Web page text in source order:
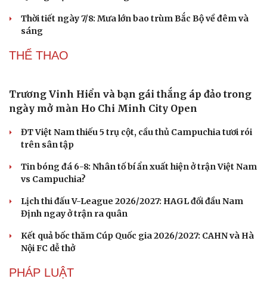
Văn hóa
Sân khấu - Điện ảnh
Hoàn thiện pháp lý để xử lý thuốc lá thế hệ mới
Bộ GD&ĐT hướng dẫn thi lại tại điểm thi Trường THPT
Chuyên Tuyên Quang
Cấp “sổ đỏ” cho cơ sở tôn giáo đầu tiên sau sắp xếp
hành chính tại TP.HCM
Bất ngờ nhận 5 tỷ đồng chuyển nhầm, nam thanh niên ở
Quảng Trị trình báo công an
Thời tiết ngày 7/8: Mưa lớn bao trùm Bắc Bộ về đêm và